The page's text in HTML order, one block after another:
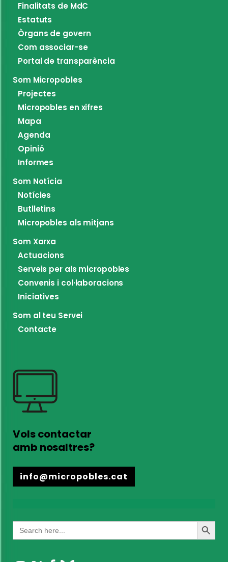
Finalitats de MdC
Estatuts
Òrgans de govern
Com associar-se
Portal de transparència
Som Micropobles
Projectes
Micropobles en xifres
Mapa
Agenda
Opinió
Informes
Som Notícia
Notícies
Butlletins
Micropobles als mitjans
Som Xarxa
Actuacions
Serveis per als micropobles
Convenis i col·laboracions
Iniciatives
Som al teu Servei
Contacte
Vols contactar
amb nosaltres?
info@micropobles.cat
Search
for:
Search
Button